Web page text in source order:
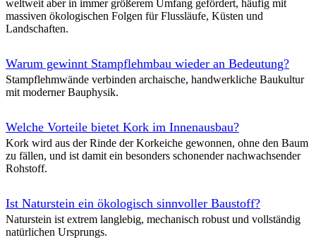
diffusionsoffenen Kalkputzen und -farben sowie aufgearbeitetem,
hellen, wohngesunden Arbeitsräumen umgebaut.
Umbau eines kleinen Bades mit dem Rückbau alter Fliesen,
Oberflächen, geölter Holzbadewanne und hochwertigen Armaturen
diffusionsoffenen und wohngesunden Badezimmer.
Ökologisches Dachgeschoss im Denkmal
Umbau eines 500 m² großen Dachgeschosses in einem
Sanierung von Hausschwammbefall, natürlicher Zellulose- und
weltweit aber in immer größerem Umfang gefördert, häufig mit
massiven ökologischen Folgen für Flussläufe, Küsten und
Landschaften.
Warum gewinnt Stampflehmbau wieder an Bedeutung?
Stampflehmwände verbinden archaische, handwerkliche Baukultur
mit moderner Bauphysik.
Welche Vorteile bietet Kork im Innenausbau?
Kork wird aus der Rinde der Korkeiche gewonnen, ohne den Baum
zu fällen, und ist damit ein besonders schonender nachwachsender
Rohstoff.
Ist Naturstein ein ökologisch sinnvoller Baustoff?
Naturstein ist extrem langlebig, mechanisch robust und vollständig
natürlichen Ursprungs.